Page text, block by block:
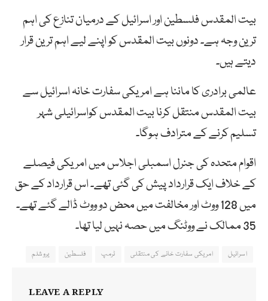
بیت المقدس فلسطین اور اسرائیل کے درمیان تنازع کی اہم
ترین وجہ ہے۔ دونوں بیت المقدس کو اپنے لیے اہم ترین قرار
دیتے ہیں۔
عالمی برادری کا ماننا ہے امریکی سفارت خانہ اسرائیل سے
بیت المقدس منتقل کرنا بیت المقدس کواسرائیلی شہر
تسلیم کرنے کے مترادف ہوگا۔
اقوام متحدہ کی جنرل اسمبلی اجلاس میں امریکی فیصلے
کے خلاف ایک قرارداد پیش کی گئی تھے۔ اس قرارداد کے حق
میں 128 ووٹ اور مخالفت میں محض دو ووٹ ڈالے گئے تھے۔
35 ممالک نے ووٹنگ میں حصہ نہیں لیا تھا۔
اسرائیل امریکی سفارت خانے کی منتقلی ٹرمپ فلسطین یروشلم
LEAVE A REPLY